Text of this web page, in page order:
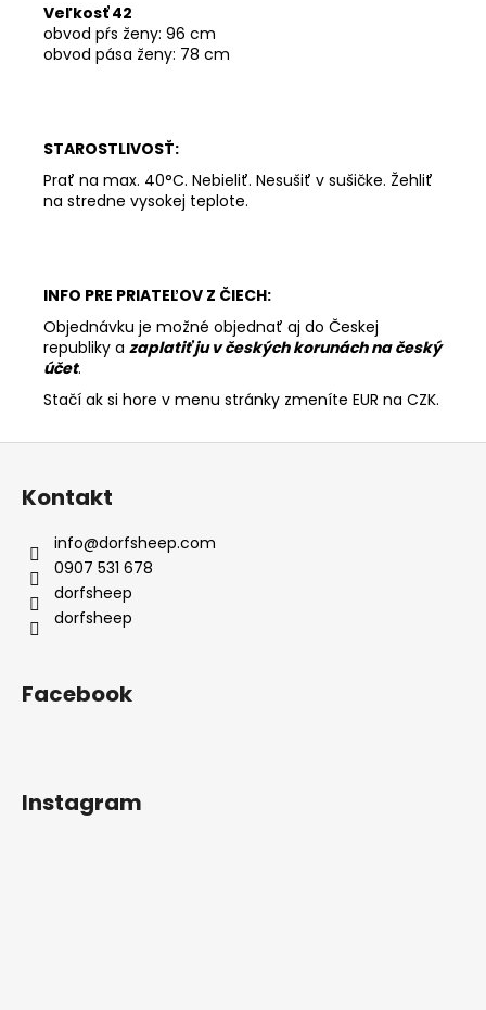
Veľkosť 42
obvod pŕs ženy: 96 cm
obvod pása ženy: 78 cm
STAROSTLIVOSŤ:
Prať na max. 40°C. Nebieliť. Nesušiť v sušičke. Žehliť
na stredne vysokej teplote.
INFO PRE PRIATEĽOV Z ČIECH:
Objednávku je možné objednať aj do Českej
republiky a zaplatiť ju v českých korunách na český
účet.
Stačí ak si hore v menu stránky zmeníte EUR na CZK.
Z
Kontakt
info@dorfsheep.com
0907 531 678
dorfsheep
dorfsheep
Facebook
Instagram